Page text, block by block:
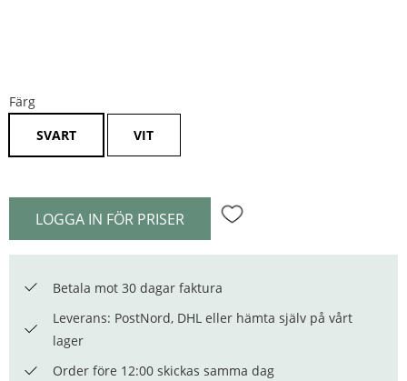
Färg
SVART
VIT
LOGGA IN FÖR PRISER Lägg till i favoriter
Betala mot 30 dagar faktura
Leverans: PostNord, DHL eller hämta själv på vårt
lager
Order före 12:00 skickas samma dag